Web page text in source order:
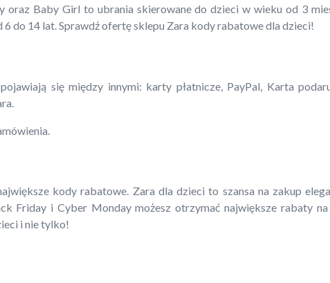
Baby Girl to ubrania skierowane do dzieci w wieku od 3
do 14 lat. Sprawdź ofertę sklepu Zara kody rabatowe dla dzieci!
się między innymi: karty płatnicze, PayPal, Karta
kody rabatowe. Zara dla dzieci to szansa na zakup
Friday i Cyber Monday możesz otrzymać największe rabaty na
i nie tylko!